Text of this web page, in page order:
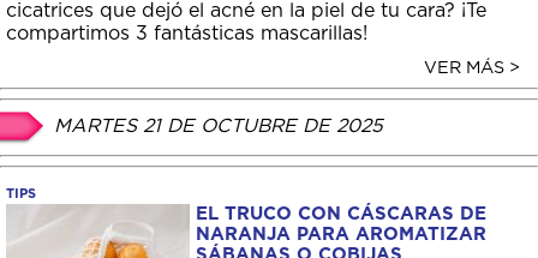
cicatrices que dejó el acné en la piel de tu cara? ¡Te
compartimos 3 fantásticas mascarillas!
VER MÁS >
MARTES 21 DE OCTUBRE DE 2025
TIPS
EL TRUCO CON CÁSCARAS DE
NARANJA PARA AROMATIZAR